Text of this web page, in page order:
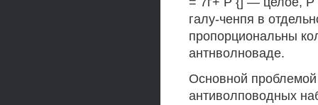
галу-ченпя в
пропорциональны
антнволноваде.
Основной
антиволповодных